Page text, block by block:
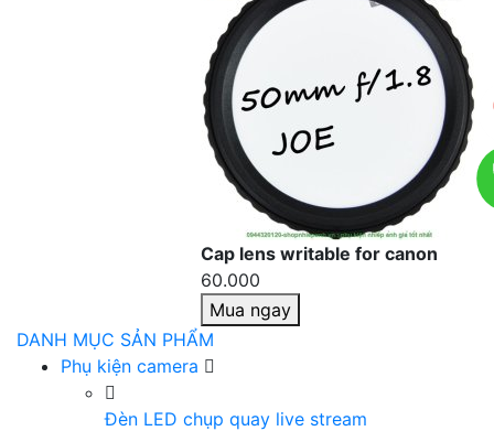
Cap lens writable for canon
60.000
Mua ngay
DANH MỤC SẢN PHẨM
Phụ kiện camera
Đèn LED chụp quay live stream